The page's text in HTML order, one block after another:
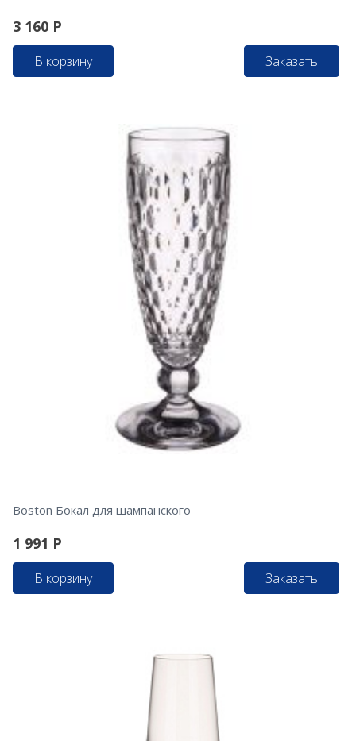
3 160 Р
В корзину Заказать
Boston Бокал для шампанского
1 991 Р
В корзину Заказать